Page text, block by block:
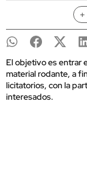
+
El objetivo es entrar
material rodante, a
licitatorios, con la
interesados.